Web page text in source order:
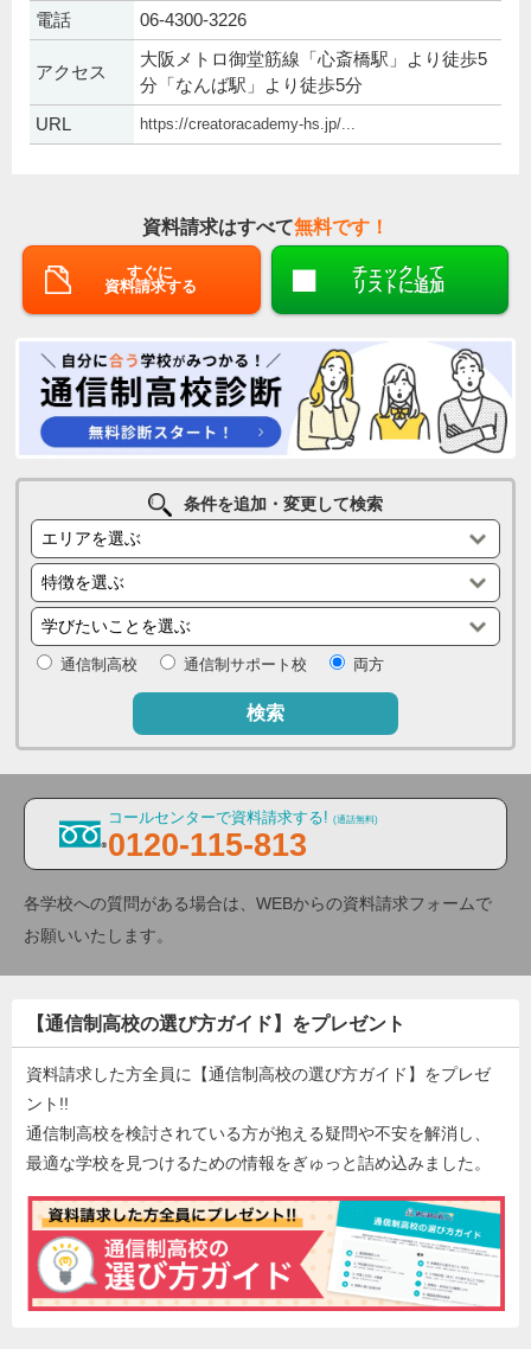
電話 06-4300-3226
アクセス
大阪メトロ御堂筋線「心斎橋駅」より徒歩5
分「なんば駅」より徒歩5分
URL
https://creatoracademy-hs.jp/...
資料請求はすべて無料です！
すぐに
資料請求する
チェックして
リストに追加
条件を追加・変更して検索
通信制高校 通信制サポート校 両方
検索
コールセンターで資料請求する! (通話無料)
0120-115-813
各学校への質問がある場合は、WEBからの資料請求フォームで
お願いいたします。
【通信制高校の選び方ガイド】をプレゼント
資料請求した方全員に【通信制高校の選び方ガイド】をプレゼ
ント!!
通信制高校を検討されている方が抱える疑問や不安を解消し、
最適な学校を見つけるための情報をぎゅっと詰め込みました。